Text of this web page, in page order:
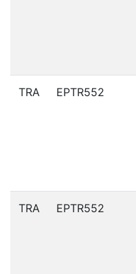
TRA EPTR552
TRA EPTR552